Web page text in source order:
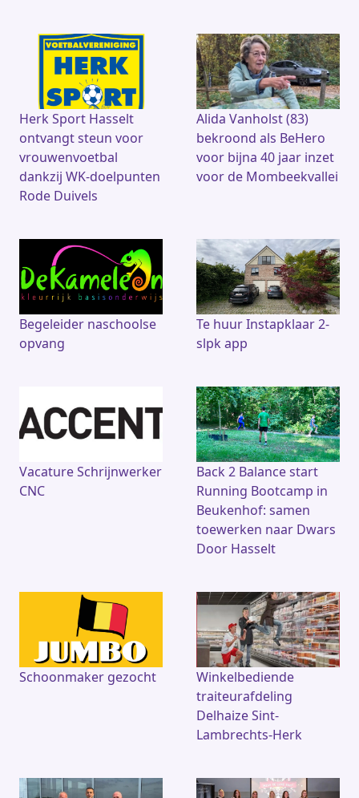
Herk Sport Hasselt
ontvangt steun voor
vrouwenvoetbal
dankzij WK-doelpunten
Rode Duivels
Alida Vanholst (83)
bekroond als BeHero
voor bijna 40 jaar inzet
voor de Mombeekvallei
Begeleider naschoolse
opvang
Te huur Instapklaar 2-
slpk app
Vacature Schrijnwerker
CNC
Back 2 Balance start
Running Bootcamp in
Beukenhof: samen
toewerken naar Dwars
Door Hasselt
Schoonmaker gezocht
Winkelbediende
traiteurafdeling
Delhaize Sint-
Lambrechts-Herk